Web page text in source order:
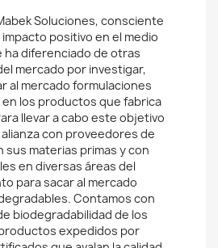
Soluciones, consciente
positivo en el medio
ha diferenciado de otras
mercado por investigar,
al mercado formulaciones
los productos que fabrica
llevar a cabo este objetivo
con proveedores de
sus materias primas y con
en diversas áreas del
para sacar al mercado
Contamos con
biodegradabilidad de los
expedidos por